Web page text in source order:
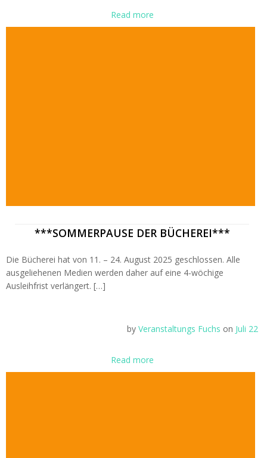
Read more
***SOMMERPAUSE DER BÜCHEREI***
Die Bücherei hat von 11. – 24. August 2025 geschlossen. Alle
ausgeliehenen Medien werden daher auf eine 4-wöchige
Ausleihfrist verlängert. […]
by Veranstaltungs Fuchs on Juli 22
Read more